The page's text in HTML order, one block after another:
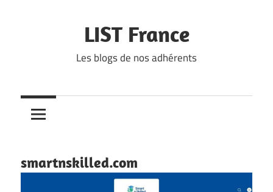
LIST France
Les blogs de nos adhérents
smartnskilled.com